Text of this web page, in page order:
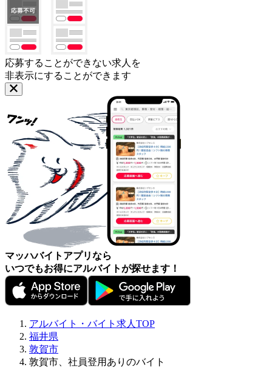
応募することができない求人を
非表示にすることができます
マッハバイトアプリなら
いつでもお得にアルバイトが探せます！
アルバイト・バイト求人TOP
福井県
敦賀市
敦賀市、社員登用ありのバイト